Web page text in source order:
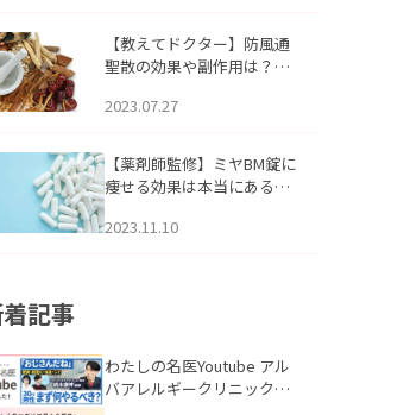
【教えてドクター】防風通
聖散の効果や副作用は？長
2023.07.27
【薬剤師監修】ミヤBM錠に
痩せる効果は本当にある
2023.11.10
記事
わたしの名医Youtube アル
バアレルギークリニック札